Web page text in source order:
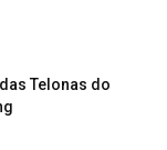
Telonas do